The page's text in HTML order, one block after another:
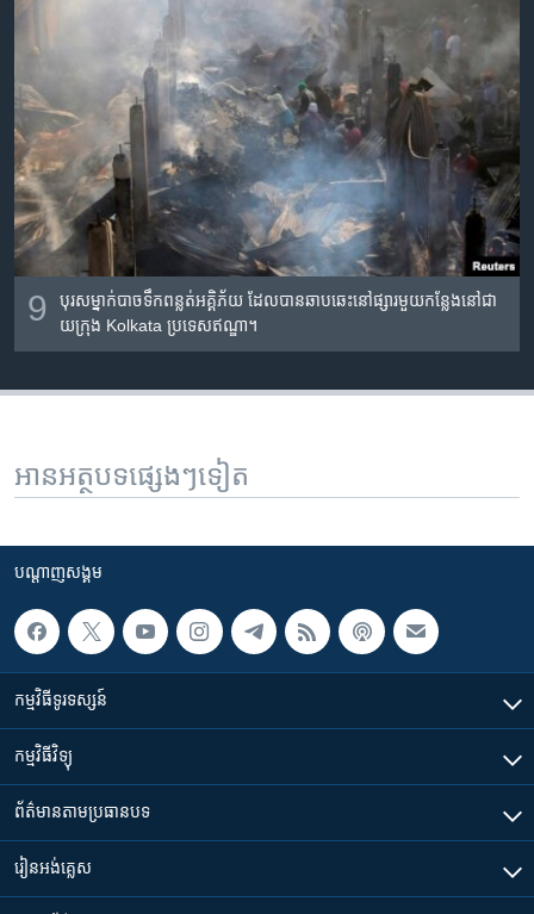
9
បុរស​ម្នាក់​បាច​ទឹក​ពន្លត់​អគ្គិភ័យ ដែល​បាន​ឆាបឆេះ​នៅ​ផ្សារ​មួយ​កន្លែង​នៅ​ជា
យក្រុង Kolkata ប្រទេស​ឥណ្ឌា។
អានអត្ថបទផ្សេងៗទៀត
បណ្តាញ​សង្គម
កម្មវិធី​ទូរទស្សន៍
កម្មវិធី​វិទ្យុ
ព័ត៌មាន​តាមប្រធានបទ​
រៀន​​អង់គ្លេស